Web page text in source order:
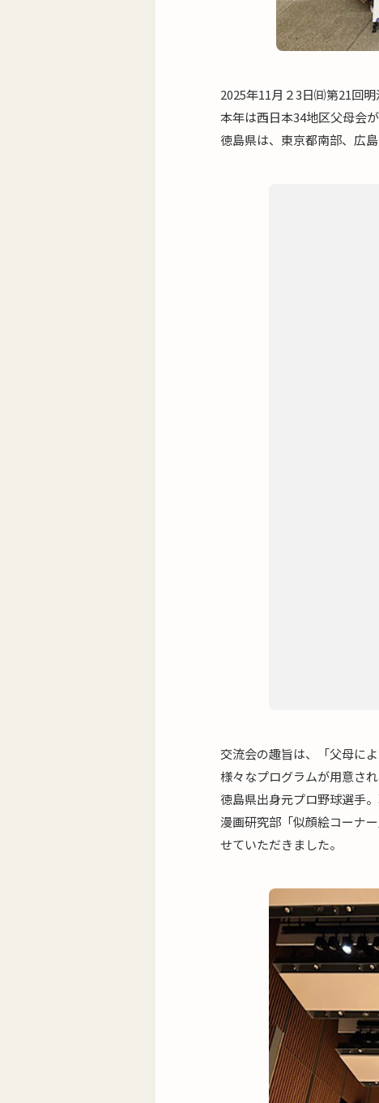
2025年11月２3日㈰第21回
本年は西日本34地区父母会
徳島県は、東京都南部、広
交流会の趣旨は、「父母に
様々なプログラムが用意さ
徳島県出身元プロ野球選手
漫画研究部「似顔絵コーナ
せていただきました。